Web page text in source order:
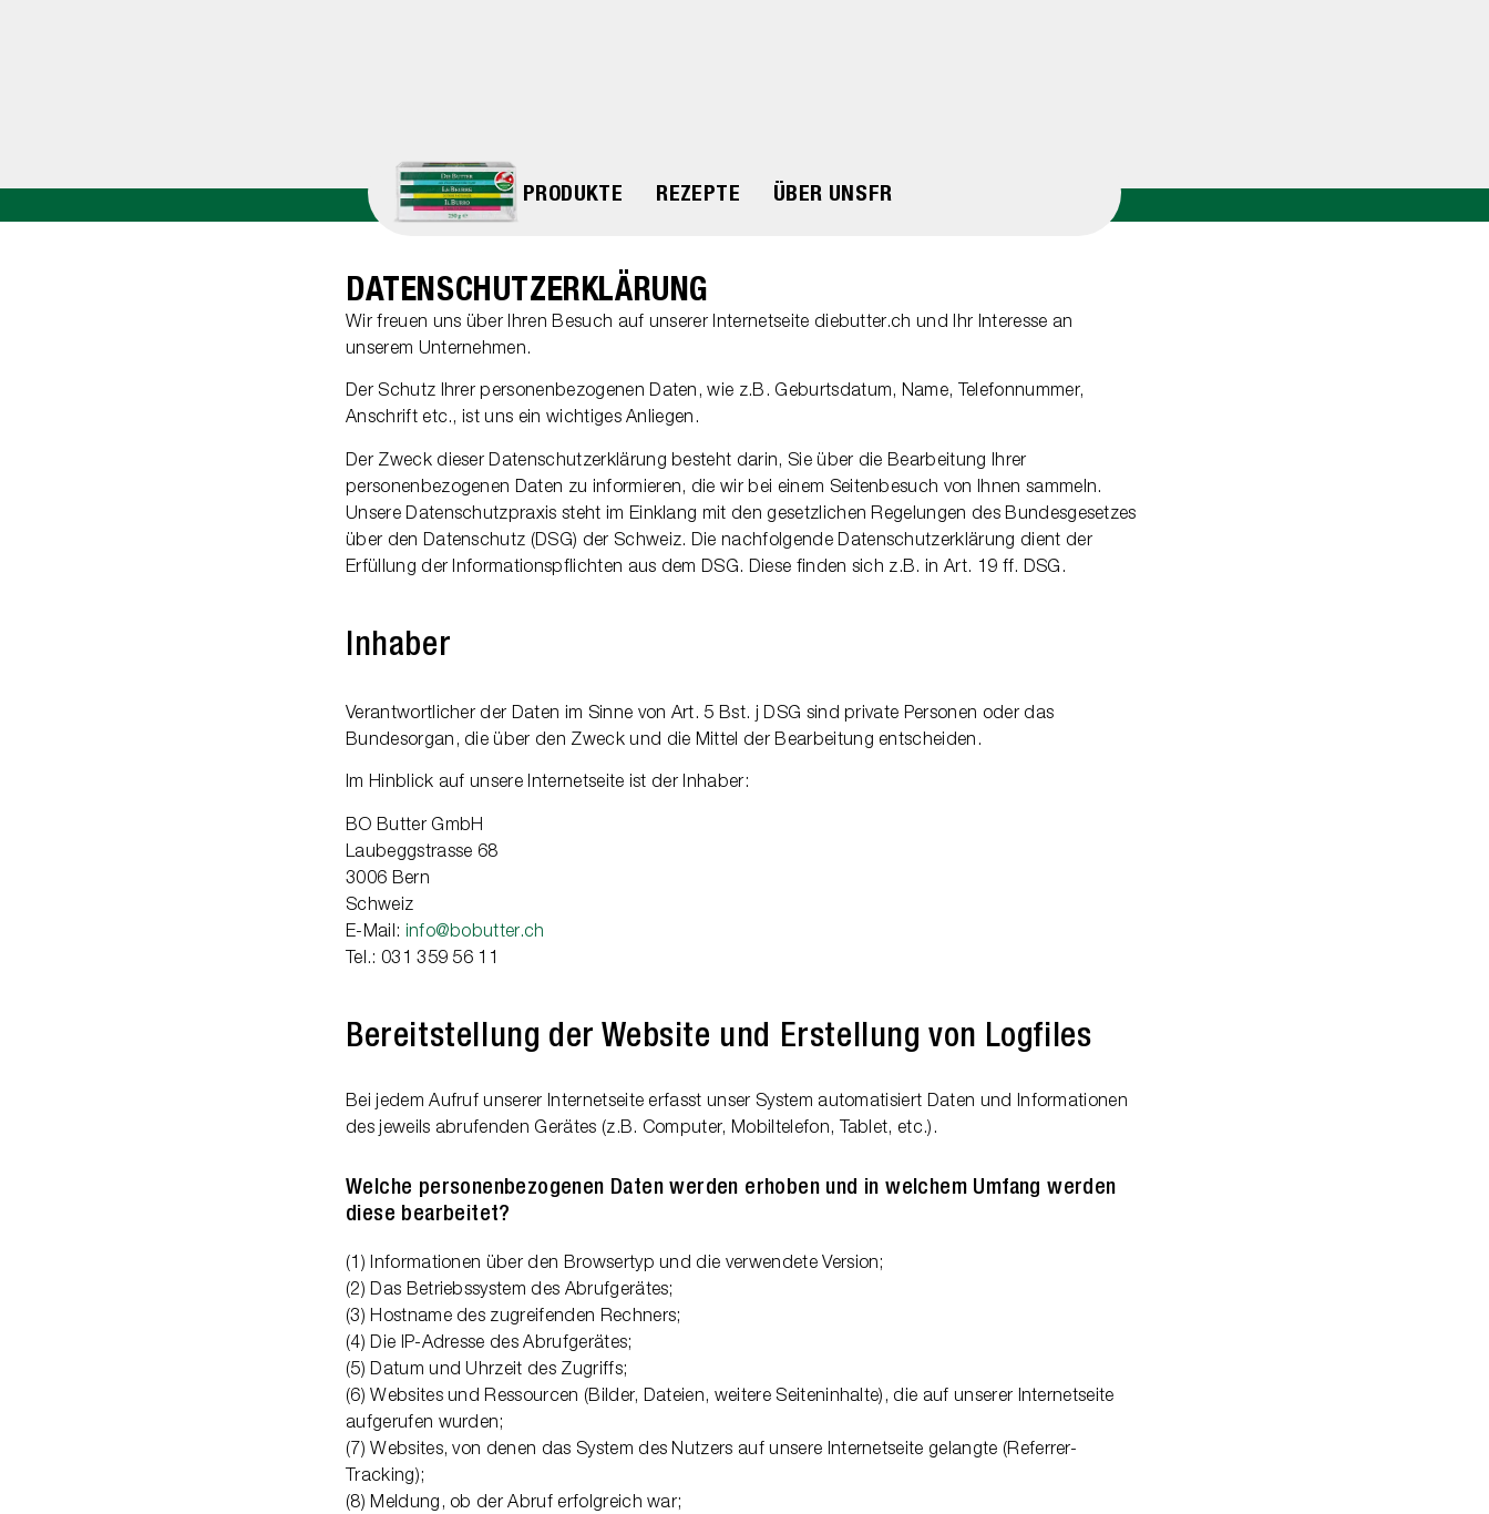
PRODUKTE REZEPTE ÜBER UNSFR
DATENSCHUTZERKLÄRUNG
Wir freuen uns über Ihren Besuch auf unserer Internetseite diebutter.ch und Ihr Interesse an
unserem Unternehmen.
Der Schutz Ihrer personenbezogenen Daten, wie z.B. Geburtsdatum, Name, Telefonnummer,
Anschrift etc., ist uns ein wichtiges Anliegen.
Der Zweck dieser Datenschutzerklärung besteht darin, Sie über die Bearbeitung Ihrer
personenbezogenen Daten zu informieren, die wir bei einem Seitenbesuch von Ihnen sammeln.
Unsere Datenschutzpraxis steht im Einklang mit den gesetzlichen Regelungen des Bundesgesetzes
über den Datenschutz (DSG) der Schweiz. Die nachfolgende Datenschutzerklärung dient der
Erfüllung der Informationspflichten aus dem DSG. Diese finden sich z.B. in Art. 19 ff. DSG.
Inhaber
Verantwortlicher der Daten im Sinne von Art. 5 Bst. j DSG sind private Personen oder das
Bundesorgan, die über den Zweck und die Mittel der Bearbeitung entscheiden.
Im Hinblick auf unsere Internetseite ist der Inhaber:
BO Butter GmbH
Laubeggstrasse 68
3006 Bern
Schweiz
E-Mail: info@bobutter.ch
Tel.: 031 359 56 11
Bereitstellung der Website und Erstellung von Logfiles
Bei jedem Aufruf unserer Internetseite erfasst unser System automatisiert Daten und Informationen
des jeweils abrufenden Gerätes (z.B. Computer, Mobiltelefon, Tablet, etc.).
Welche personenbezogenen Daten werden erhoben und in welchem Umfang werden
diese bearbeitet?
(1) Informationen über den Browsertyp und die verwendete Version;
(2) Das Betriebssystem des Abrufgerätes;
(3) Hostname des zugreifenden Rechners;
(4) Die IP-Adresse des Abrufgerätes;
(5) Datum und Uhrzeit des Zugriffs;
(6) Websites und Ressourcen (Bilder, Dateien, weitere Seiteninhalte), die auf unserer Internetseite
aufgerufen wurden;
(7) Websites, von denen das System des Nutzers auf unsere Internetseite gelangte (Referrer-
Tracking);
(8) Meldung, ob der Abruf erfolgreich war;